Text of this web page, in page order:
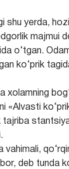
shu yerda,
majmui
o‘tgan.
ko‘prik
xolamning
«Alvasti
vahimali,
deb tunda